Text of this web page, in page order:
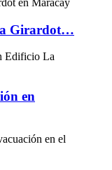
Girardot…
en